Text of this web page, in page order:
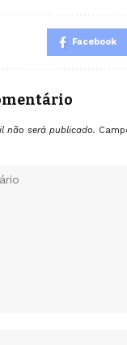
Facebook
não será publicado.